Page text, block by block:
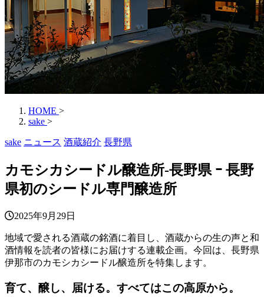
HOME >
sake >
sake ニュース 酒蔵紹介 長野県
カモシカシードル醸造所‐長野県 ｰ 長野
県初のシードル専門醸造所
2025年9月29日
地域で愛される酒蔵の銘酒に着目し、酒蔵からの生の声と和
酒情報を読者の皆様にお届けする連載企画。今回は、長野県
伊那市のカモシカシードル醸造所を特集します。
育て、醸し、届ける。すべてはこの高原から。